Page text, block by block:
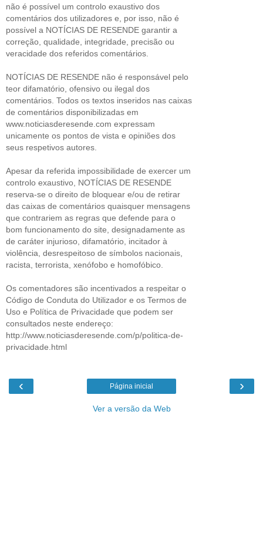
não é possível um controlo exaustivo dos
comentários dos utilizadores e, por isso, não é
possível a NOTÍCIAS DE RESENDE garantir a
correção, qualidade, integridade, precisão ou
veracidade dos referidos comentários.
NOTÍCIAS DE RESENDE não é responsável pelo
teor difamatório, ofensivo ou ilegal dos
comentários. Todos os textos inseridos nas caixas
de comentários disponibilizadas em
www.noticiasderesende.com expressam
unicamente os pontos de vista e opiniões dos
seus respetivos autores.
Apesar da referida impossibilidade de exercer um
controlo exaustivo, NOTÍCIAS DE RESENDE
reserva-se o direito de bloquear e/ou de retirar
das caixas de comentários quaisquer mensagens
que contrariem as regras que defende para o
bom funcionamento do site, designadamente as
de caráter injurioso, difamatório, incitador à
violência, desrespeitoso de símbolos nacionais,
racista, terrorista, xenófobo e homofóbico.
Os comentadores são incentivados a respeitar o
Código de Conduta do Utilizador e os Termos de
Uso e Política de Privacidade que podem ser
consultados neste endereço:
http://www.noticiasderesende.com/p/politica-de-
privacidade.html
‹ ›
Página inicial
Ver a versão da Web